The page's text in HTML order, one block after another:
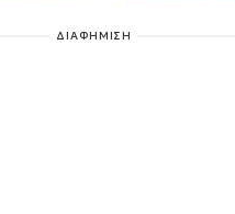
ΔΙΑΦΗΜΙΣΗ